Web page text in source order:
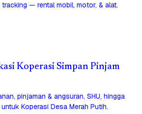
tracking — rental mobil, motor, & alat.
Koperasi Simpan Pinjam
pinjaman & angsuran, SHU, hingga
Koperasi Desa Merah Putih.